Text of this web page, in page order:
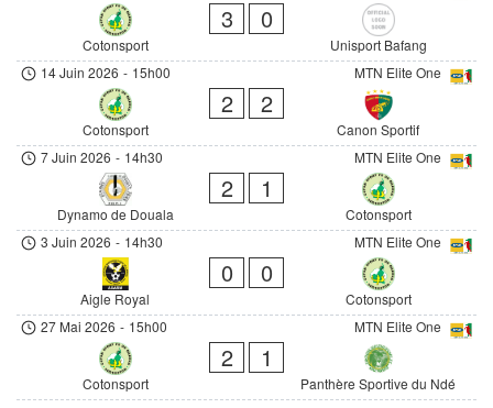
Cotonsport
3 0
Unisport Bafang
MTN Elite One
14 Juin 2026 - 15h00
Cotonsport
2 2
Canon Sportif
MTN Elite One
7 Juin 2026 - 14h30
Dynamo de Douala
2 1
Cotonsport
MTN Elite One
3 Juin 2026 - 14h30
Aigle Royal
0 0
Cotonsport
MTN Elite One
27 Mai 2026 - 15h00
Cotonsport
2 1
Panthère Sportive du Ndé